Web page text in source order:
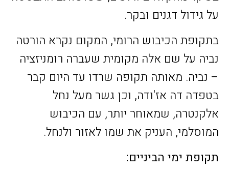
על גידול דגנים ובקר.
בתקופת הכיבוש הרומי, המקום נקרא הורטה
נביה על שם אלה מקומית שעברה רומניזציה
– נביה. מאותה תקופה שרדו עד היום קבר
בטפדה דה אז'ודה, וכן גשר מעל נחל
אלקנטרה, שמאוחר יותר, עם הכיבוש
המוסלמי, העניק את שמו לאזור ולנחל.
תקופת ימי הביניים: